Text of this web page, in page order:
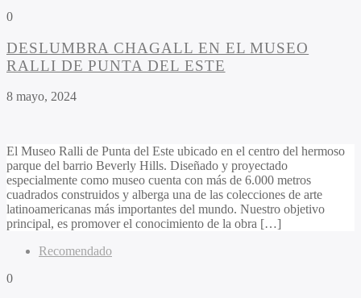
0
DESLUMBRA CHAGALL EN EL MUSEO
RALLI DE PUNTA DEL ESTE
8 mayo, 2024
El Museo Ralli de Punta del Este ubicado en el centro del hermoso
parque del barrio Beverly Hills. Diseñado y proyectado
especialmente como museo cuenta con más de 6.000 metros
cuadrados construidos y alberga una de las colecciones de arte
latinoamericanas más importantes del mundo. Nuestro objetivo
principal, es promover el conocimiento de la obra […]
Recomendado
0